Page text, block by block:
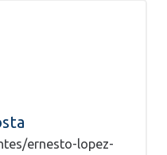
ernesto-lopez-